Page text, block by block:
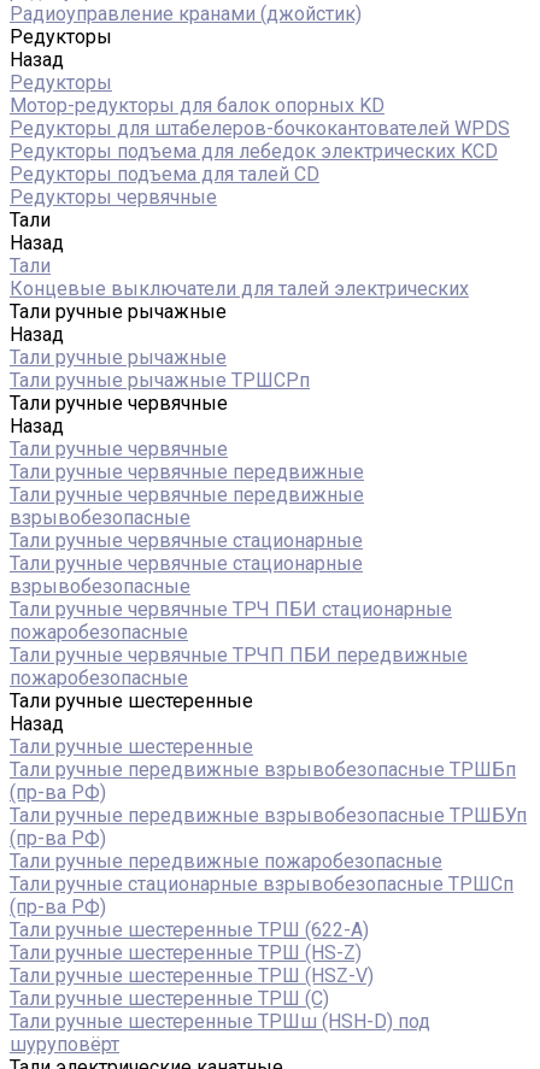
Радиоуправление кранами (джойстик)
Редукторы
Назад
Редукторы
Мотор-редукторы для балок опорных KD
Редукторы для штабелеров-бочкокантователей WPDS
Редукторы подъема для лебедок электрических KCD
Редукторы подъема для талей CD
Редукторы червячные
Тали
Назад
Тали
Концевые выключатели для талей электрических
Тали ручные рычажные
Назад
Тали ручные рычажные
Тали ручные рычажные ТРШСРп
Тали ручные червячные
Назад
Тали ручные червячные
Тали ручные червячные передвижные
Тали ручные червячные передвижные
взрывобезопасные
Тали ручные червячные стационарные
Тали ручные червячные стационарные
взрывобезопасные
Тали ручные червячные ТРЧ ПБИ стационарные
пожаробезопасные
Тали ручные червячные ТРЧП ПБИ передвижные
пожаробезопасные
Тали ручные шестеренные
Назад
Тали ручные шестеренные
Тали ручные передвижные взрывобезопасные ТРШБп
(пр-ва РФ)
Тали ручные передвижные взрывобезопасные ТРШБУп
(пр-ва РФ)
Тали ручные передвижные пожаробезопасные
Тали ручные стационарные взрывобезопасные ТРШСп
(пр-ва РФ)
Тали ручные шестеренные ТРШ (622-A)
Тали ручные шестеренные ТРШ (HS-Z)
Тали ручные шестеренные ТРШ (HSZ-V)
Тали ручные шестеренные ТРШ (С)
Тали ручные шестеренные ТРШш (HSH-D) под
шуруповёрт